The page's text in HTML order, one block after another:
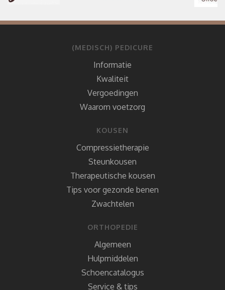
(MEDISCH) PEDICURE
Informatie
Kwaliteit
Vergoedingen
Waarom voetzorg
KOUSEN
Compressietherapie
Steunkousen
Therapeutische kousen
Tips voor gezonde benen
Zwachtelen
ORTHOPEDIE
Algemeen
Hulpmiddelen
Schoencatalogus
Service & tips